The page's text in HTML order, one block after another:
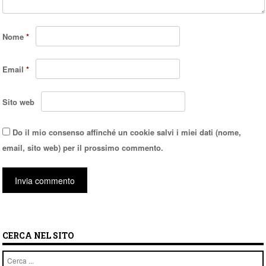
Nome*
Email*
Sito web
Do il mio consenso affinché un cookie salvi i miei dati (nome,
email, sito web) per il prossimo commento.
CERCA NEL SITO
Cerca